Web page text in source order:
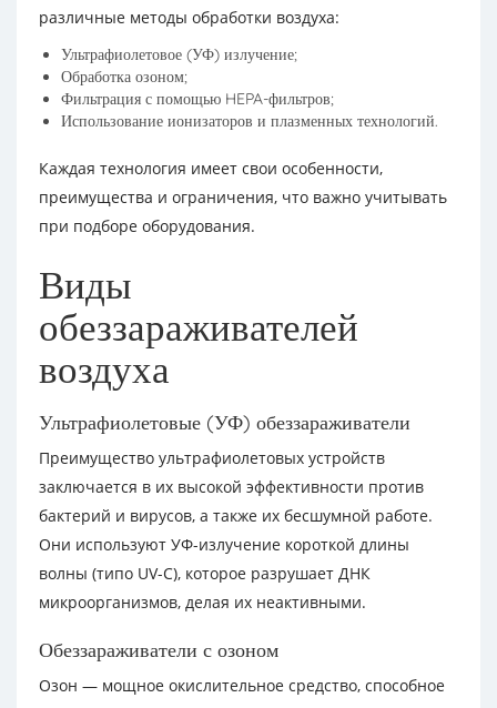
различные методы обработки воздуха:
Ультрафиолетовое (УФ) излучение;
Обработка озоном;
Фильтрация с помощью HEPA-фильтров;
Использование ионизаторов и плазменных технологий.
Каждая технология имеет свои особенности,
преимущества и ограничения, что важно учитывать
при подборе оборудования.
Виды
обеззараживателей
воздуха
Ультрафиолетовые (УФ) обеззараживатели
Преимущество ультрафиолетовых устройств
заключается в их высокой эффективности против
бактерий и вирусов, а также их бесшумной работе.
Они используют УФ-излучение короткой длины
волны (типо UV-C), которое разрушает ДНК
микроорганизмов, делая их неактивными.
Обеззараживатели с озоном
Озон — мощное окислительное средство, способное